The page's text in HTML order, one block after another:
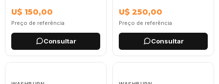
U$ 150,00
Preço de referência
Consultar
U$ 250,00
Preço de referência
Consultar